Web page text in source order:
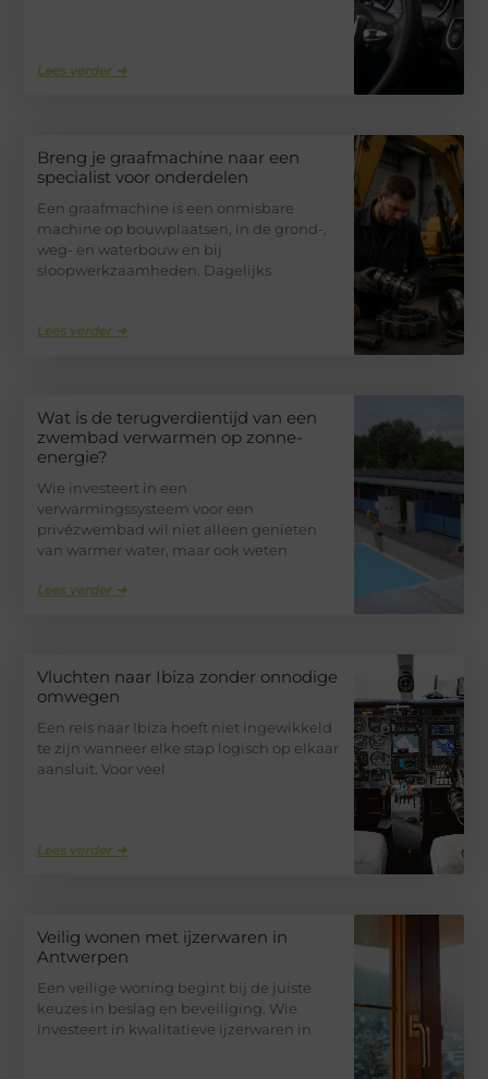
Lees verder ➜
Breng je graafmachine naar een
specialist voor onderdelen
Een graafmachine is een onmisbare
machine op bouwplaatsen, in de grond-,
weg- en waterbouw en bij
sloopwerkzaamheden. Dagelijks
Lees verder ➜
Wat is de terugverdientijd van een
zwembad verwarmen op zonne-
energie?
Wie investeert in een
verwarmingssysteem voor een
privézwembad wil niet alleen genieten
van warmer water, maar ook weten
Lees verder ➜
Vluchten naar Ibiza zonder onnodige
omwegen
Een reis naar Ibiza hoeft niet ingewikkeld
te zijn wanneer elke stap logisch op elkaar
aansluit. Voor veel
Lees verder ➜
Veilig wonen met ijzerwaren in
Antwerpen
Een veilige woning begint bij de juiste
keuzes in beslag en beveiliging. Wie
investeert in kwalitatieve ijzerwaren in